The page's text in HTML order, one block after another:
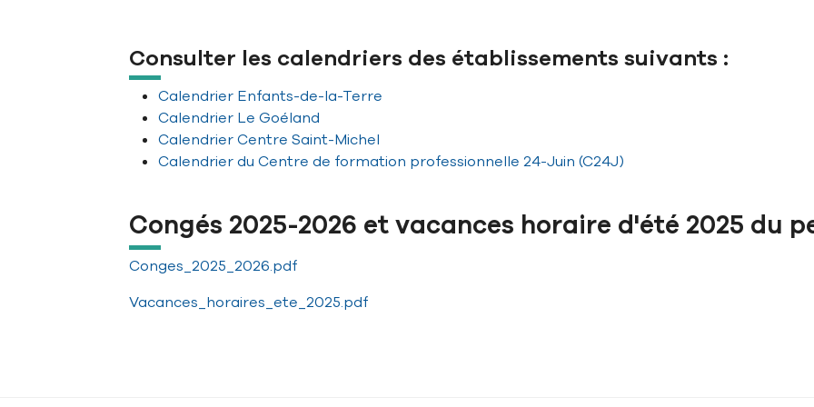
Consulter les calendriers des établissements suivants :
Calendrier Enfants-de-la-Terre
Calendrier Le Goéland
Calendrier Centre Saint-Michel
Calendrier du Centre de formation professionnelle 24-Juin (C24J)
Congés 2025-2026 et vacances horaire d'été 2025 du
Conges_2025_2026.pdf
Vacances_horaires_ete_2025.pdf